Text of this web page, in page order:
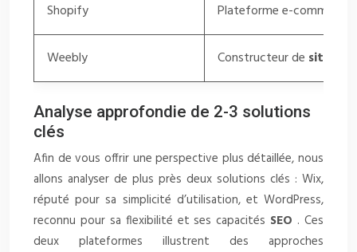
Shopify Plateforme e-commerce
Weebly Constructeur de site
Analyse approfondie de 2-3 solutions
clés
Afin de vous offrir une perspective plus détaillée, nous
allons analyser de plus près deux solutions clés : Wix,
réputé pour sa simplicité d’utilisation, et WordPress,
reconnu pour sa flexibilité et ses capacités SEO . Ces
deux plateformes illustrent des approches